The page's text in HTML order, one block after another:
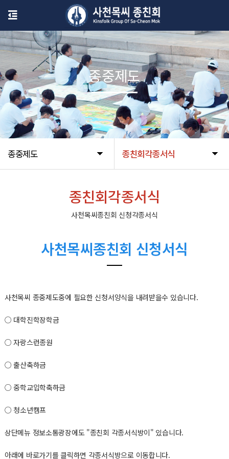
종중제도 종친회각종서식
종중제도
종친회각종서식
사천목씨종친회 신청각종서식
사천목씨종친회 신청서식
사천목씨 종중제도중에 필요한 신청서양식을 내려받을수 있습니다.
○ 대학진학장학금
○ 자랑스런종원
○ 출산축하금
○ 중학교입학축하금
○ 청소년캠프
상단메뉴 정보소통광장에도 "종친회 각종서식방이" 있습니다.
아래에 바로가기를 클릭하면 각종서식방으로 이동합니다.